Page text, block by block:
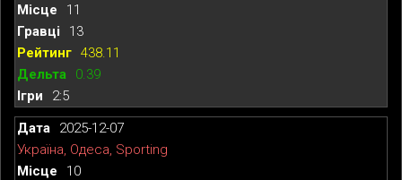
11
13
438.11
0.39
2:5
2025-12-07
Україна, Одеса, Sporting
10